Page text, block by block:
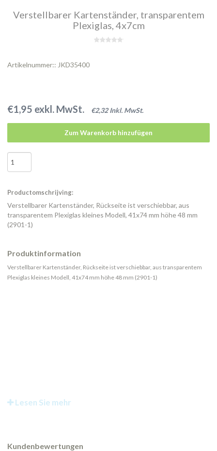
Verstellbarer Kartenständer, transparentem
Plexiglas, 4x7cm
Artikelnummer:: JKD35400
€1,95 exkl. MwSt. €2,32 Inkl. MwSt.
Zum Warenkorb hinzufügen
Productomschrijving:
Verstellbarer Kartenständer, Rückseite ist verschiebbar, aus
transparentem Plexiglas kleines Modell, 41x74 mm höhe 48 mm
(2901-1)
Produktinformation
Verstellbarer Kartenständer, Rückseite ist verschiebbar, aus transparentem
Plexiglas kleines Modell, 41x74 mm höhe 48 mm (2901-1)
Lesen Sie mehr
Kundenbewertungen